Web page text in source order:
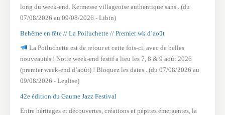
long du week-end. Kermesse villageoise authentique sans...(du
07/08/2026 au 09/08/2026 - Libin)
Behême en fête // La Poiluchette // Premier wk d’août
La Poiluchette est de retour et cette fois-ci, avec de belles
nouveautés ! Notre week-end festif a lieu les 7, 8 & 9 août 2026
(premier week-end d’août) ! Bloquez les dates...(du 07/08/2026 au
09/08/2026 - Leglise)
42e édition du Gaume Jazz Festival
Entre héritages et découvertes, créations et pépites émergentes, la